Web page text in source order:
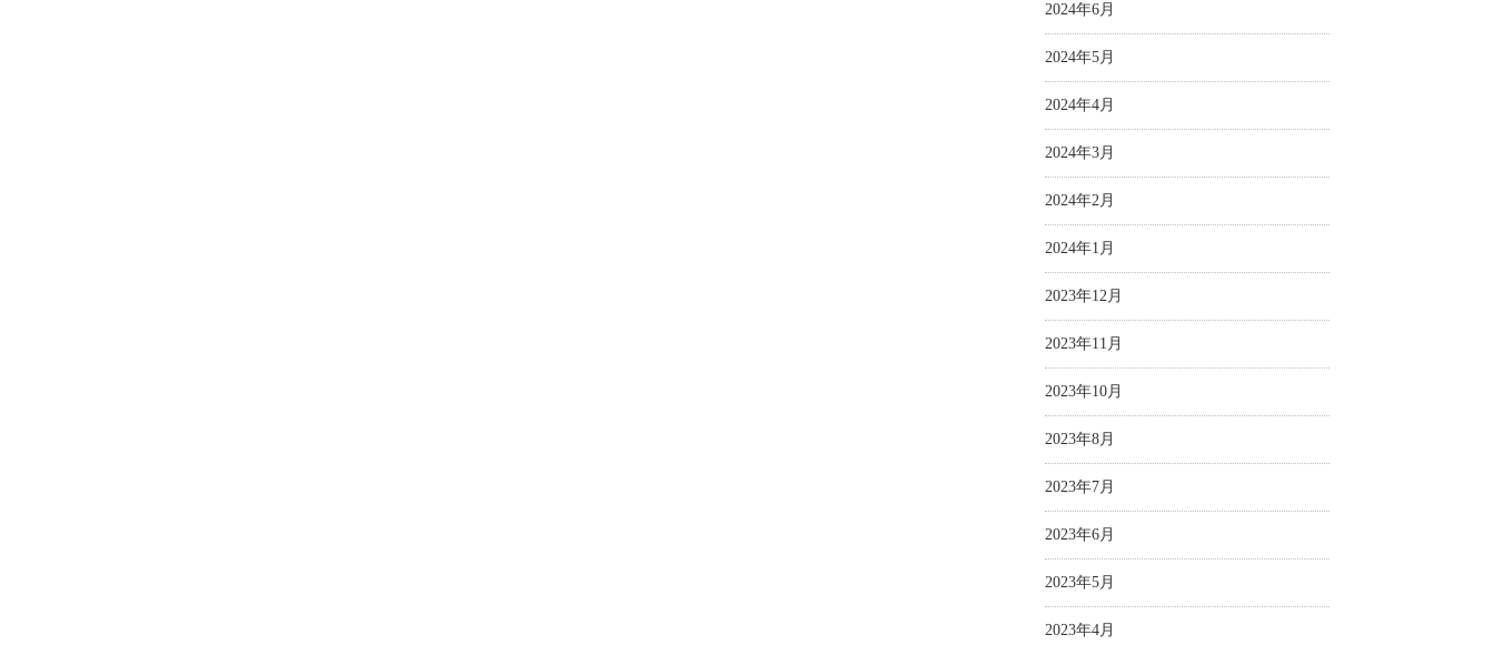
2024年6月
2024年5月
2024年4月
2024年3月
2024年2月
2024年1月
2023年12月
2023年11月
2023年10月
2023年8月
2023年7月
2023年6月
2023年5月
2023年4月